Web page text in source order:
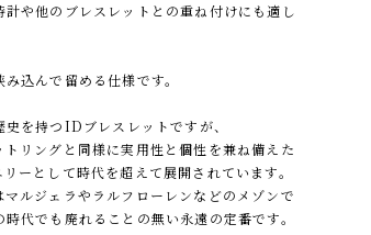
や他のブレスレットとの重ね付けにも適し
込んで留める仕様です。
を持つIDブレスレットですが、
リングと同様に実用性と個性を兼ね備えた
ーとして時代を超えて展開されています。
ルジェラやラルフローレンなどのメゾンで
代でも廃れることの無い永遠の定番です。